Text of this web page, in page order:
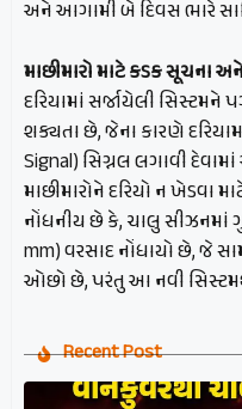
અને આગામી બે દિવસ ભારે
માછીમારો માટે કડક સૂચના
દરિયામાં સર્જાયેલી સિસ્ટમને
શક્યતા છે, જેના કારણે
Signal) સિગ્નલ લગાવી
માછીમારોને દરિયો ન
નોંધનીય છે કે, ચાલુ સીઝનમાં
mm) વરસાદ નોંધાયો છે, જે
ઓછો છે, પરંતુ આ નવી
Recent Post